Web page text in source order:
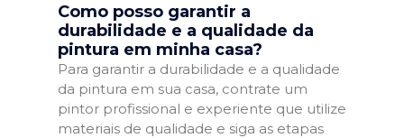
Como posso garantir a
durabilidade e a qualidade da
pintura em minha casa?
Para garantir a durabilidade e a qualidade
da pintura em sua casa, contrate um
pintor profissional e experiente que utilize
materiais de qualidade e siga as etapas